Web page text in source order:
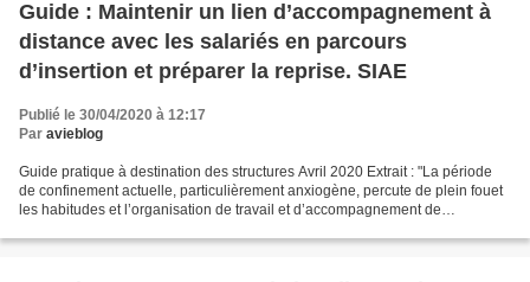
Guide : Maintenir un lien d’accompagnement à
distance avec les salariés en parcours
d’insertion et préparer la reprise. SIAE
Publié le 30/04/2020 à 12:17
Par avieblog
Guide pratique à destination des structures Avril 2020 Extrait : "La période
de confinement actuelle, particulièrement anxiogène, percute de plein fouet
les habitudes et l’organisation de travail et d’accompagnement de